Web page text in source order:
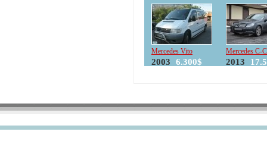
Mercedes Vito
2003 6.300$
Mercedes C-
2013